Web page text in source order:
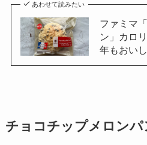
あわせて読みたい
ファミマ
ン」カロ
年もおい
チョコチップメロンパ